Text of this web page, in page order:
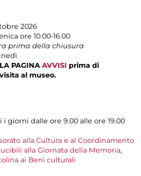
2026
ore 10.00-16.00
prima della chiusura
PAGINA AVVISI prima di
al museo.
giorni dalle ore 9.00 alle ore 19.00
alla Cultura e al Coordinamento
alla Giornata della Memoria,
ai Beni culturali